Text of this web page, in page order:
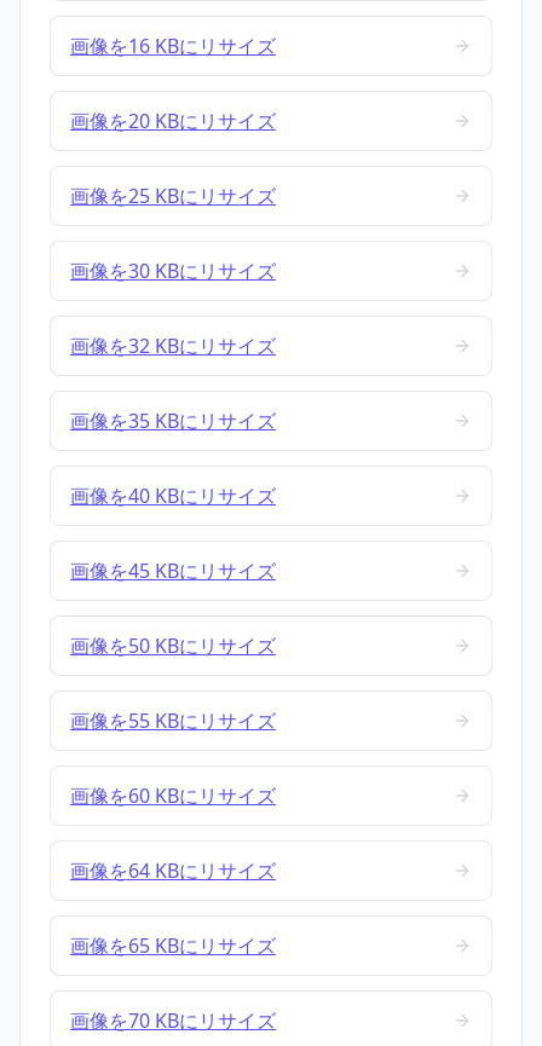
画像を16 KBにリサイズ
画像を20 KBにリサイズ
画像を25 KBにリサイズ
画像を30 KBにリサイズ
画像を32 KBにリサイズ
画像を35 KBにリサイズ
画像を40 KBにリサイズ
画像を45 KBにリサイズ
画像を50 KBにリサイズ
画像を55 KBにリサイズ
画像を60 KBにリサイズ
画像を64 KBにリサイズ
画像を65 KBにリサイズ
画像を70 KBにリサイズ